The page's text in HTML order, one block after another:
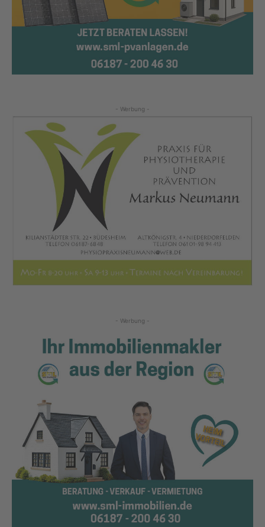
- Werbung -
- Werbung -